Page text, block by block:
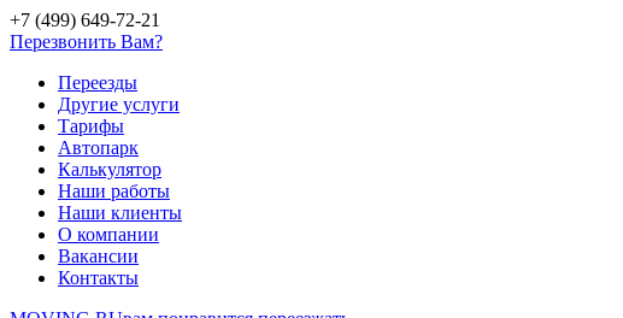
+7 (499) 649-72-21
Перезвонить Вам?
Переезды
Другие услуги
Тарифы
Автопарк
Калькулятор
Наши работы
Наши клиенты
О компании
Вакансии
Контакты